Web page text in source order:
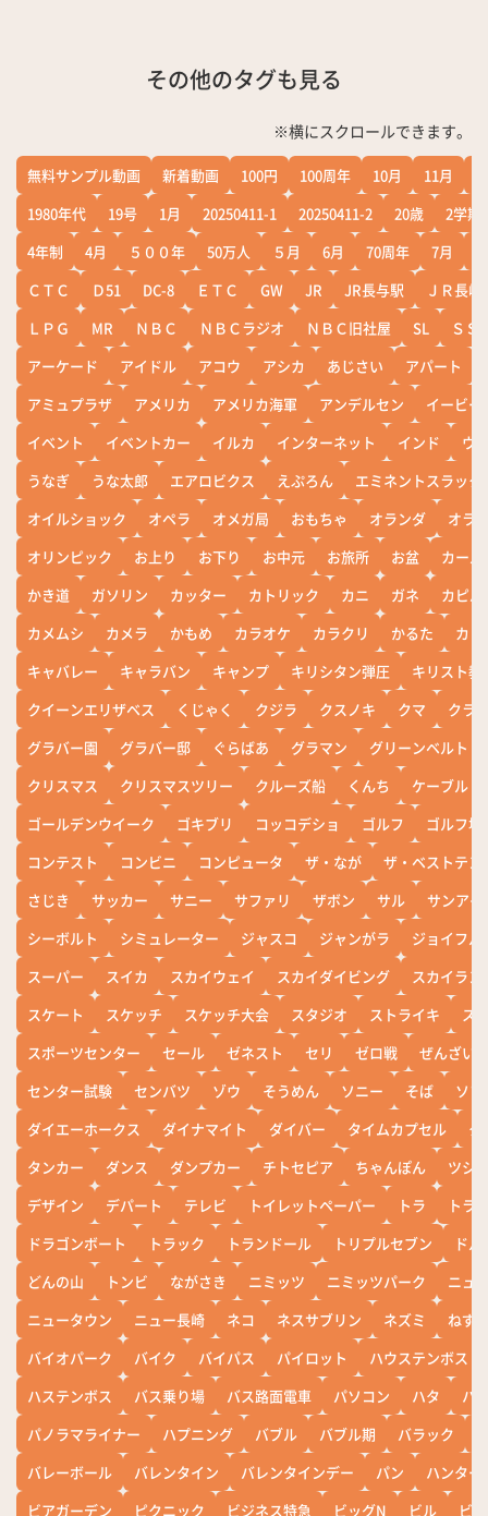
その他のタグも見る
※横にスクロールできます。
無料サンプル動画 新着動画 100円 100周年 10月 11月
1980年代
19号 1月 20250411-1 20250411-2 20歳
2学期
4年制
4月 ５００年 50万人 ５月 6月 70周年 7月
ＣＴＣ
Ｄ51 DC-8 ＥＴＣ GW JR JR長与駅
ＪＲ長崎
ＬＰＧ
MR ＮＢＣ ＮＢＣラジオ ＮＢＣ旧社屋 SL
ＳＳ
アーケード
アイドル アコウ アシカ あじさい アパート
アミュプラザ
アメリカ アメリカ海軍 アンデルセン
イービー
イベント
イベントカー イルカ インターネット インド
ウ
うなぎ
うな太郎 エアロビクス えぷろん
エミネントスラック
オイルショック
オペラ オメガ局 おもちゃ オランダ
オラ
オリンピック
お上り お下り お中元 お旅所 お盆
カー
かき道
ガソリン カッター カトリック カニ ガネ
カピバ
カメムシ
カメラ かもめ カラオケ カラクリ かるた
カレ
キャバレー
キャラバン キャンプ キリシタン弾圧
キリスト教
クイーンエリザベス
くじゃく クジラ クスノキ クマ
クラ
グラバー園
グラバー邸 ぐらばあ グラマン
グリーンベルト
クリスマス
クリスマスツリー クルーズ船 くんち
ケーブル
ゴールデンウイーク
ゴキブリ コッコデショ ゴルフ
ゴルフ場
コンテスト
コンビニ コンピュータ ザ・なが
ザ・ベストテン
さじき
サッカー サニー サファリ ザボン サル
サンアイ
シーボルト
シミュレーター ジャスコ ジャンがラ
ジョイフル
スーパー
スイカ スカイウェイ スカイダイビング
スカイラン
スケート
スケッチ スケッチ大会 スタジオ ストライキ
ス
スポーツセンター
セール ゼネスト セリ ゼロ戦
ぜんざい
センター試験
センバツ ゾウ そうめん ソニー そば
ソ
ダイエーホークス
ダイナマイト ダイバー タイムカプセル
タ
タンカー
ダンス ダンプカー チトセピア ちゃんぽん
ツシ
デザイン
デパート テレビ トイレットペーパー トラ
トラ
ドラゴンボート
トラック トランドール トリプルセブン
ド
どんの山
トンビ ながさき ニミッツ ニミッツパーク
ニュ
ニュータウン
ニュー長崎 ネコ ネスサブリン ネズミ
ねず
バイオパーク
バイク バイパス パイロット
ハウステンボス
ハステンボス
バス乗り場 バス路面電車 パソコン ハタ
ハ
パノラマライナー
ハプニング バブル バブル期 バラック
バレーボール
バレンタイン バレンタインデー パン
ハンター
ビアガーデン
ピクニック ビジネス特急 ビッグN ビル ビワ